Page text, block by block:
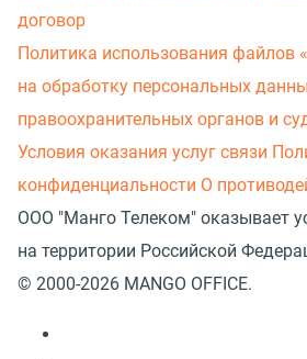
договор
Политика использования файлов
на обработку персональных
правоохранительных органов и
Условия оказания услуг связи
конфиденциальности О
ООО "Манго Телеком" оказывает
на территории Российской
© 2000-2026 MANGO OFFICE.